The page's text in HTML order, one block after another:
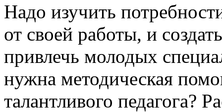
Надо изучить
от своей работы, и
привлечь молодых
нужна методическая
талантливого педагога?